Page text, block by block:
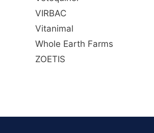
VIRBAC
Vitanimal
Whole Earth Farms
ZOETIS